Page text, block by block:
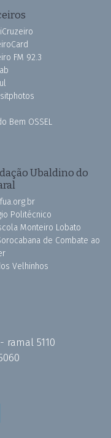
FM 92.3
Bem OSSEL
Ubaldino do
Politécnico
Monteiro Lobato
de Combate ao
Velhinhos
ramal 5110